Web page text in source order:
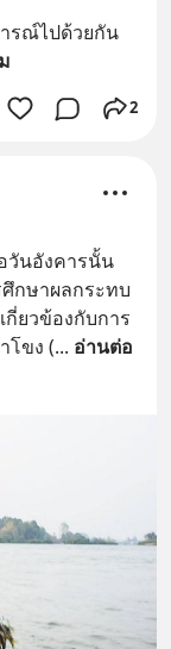
รณ์ไปด้วยกัน
2
วันอังคารนั้น
กษาผลกระทบ
กี่ยวข้องกับการ
โขง (... อ่านต่อ